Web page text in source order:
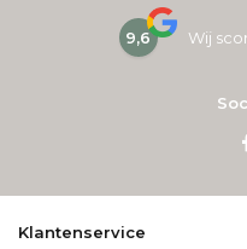
9,6 Wij
Klantenservice